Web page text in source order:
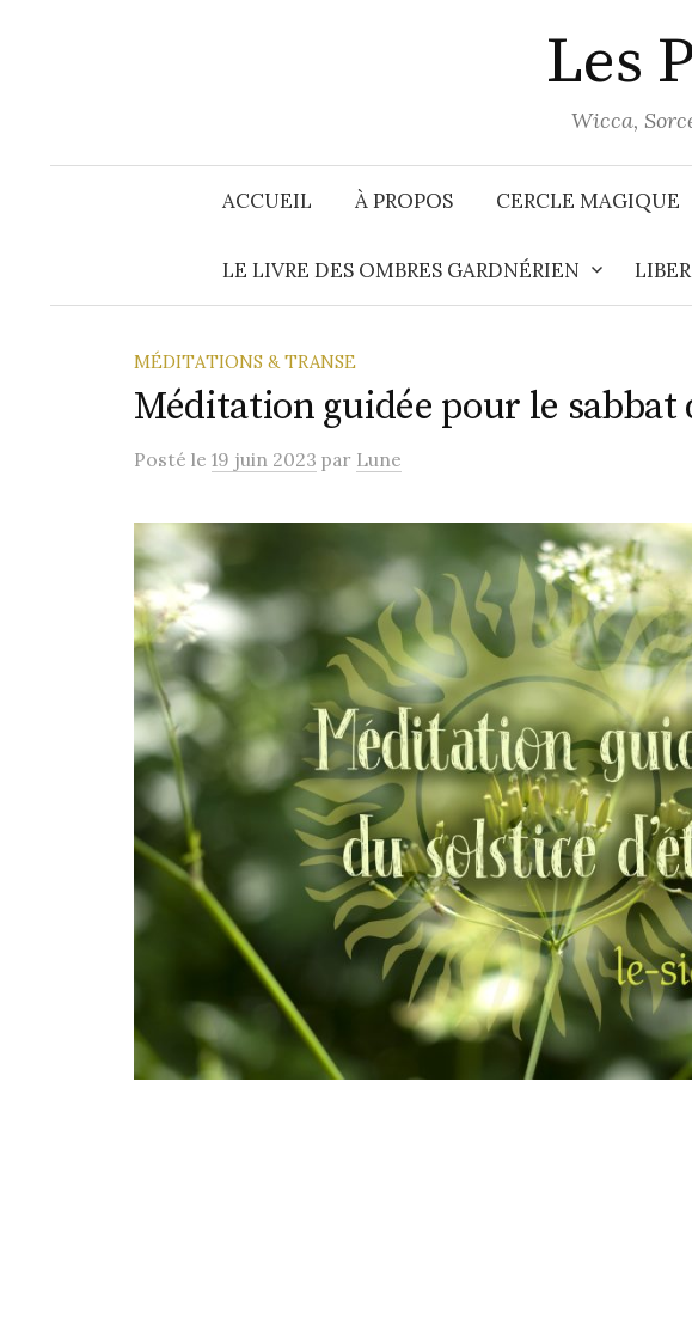
Les
Wicca,
ACCUEIL À PROPOS CERCLE MAGIQUE
LE LIVRE DES OMBRES GARDNÉRIEN
MÉDITATIONS & TRANSE
Méditation guidée pour le sabbat
Posté le 19 juin 2023 par Lune